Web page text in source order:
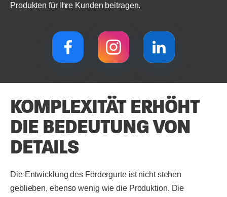
Produkten für Ihre Kunden beitragen.
KOMPLEXITÄT ERHÖHT
DIE BEDEUTUNG VON
DETAILS
Die Entwicklung des Fördergurte ist nicht stehen
geblieben, ebenso wenig wie die Produktion. Die